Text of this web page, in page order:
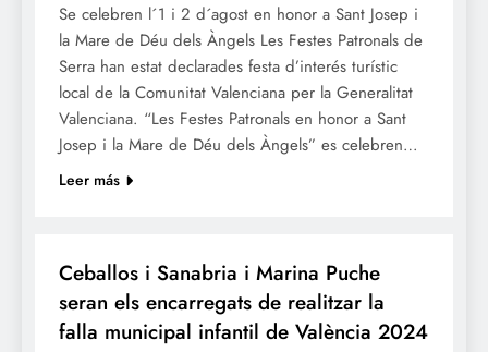
Se celebren l´1 i 2 d´agost en honor a Sant Josep i
la Mare de Déu dels Àngels Les Festes Patronals de
Serra han estat declarades festa d’interés turístic
local de la Comunitat Valenciana per la Generalitat
Valenciana. “Les Festes Patronals en honor a Sant
Josep i la Mare de Déu dels Àngels” es celebren…
Leer más
Ceballos i Sanabria i Marina Puche
seran els encarregats de realitzar la
falla municipal infantil de València 2024